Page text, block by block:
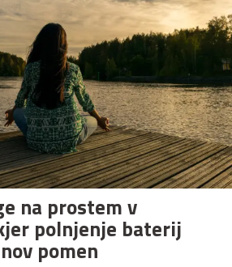
na prostem v
polnjenje baterij
pomen